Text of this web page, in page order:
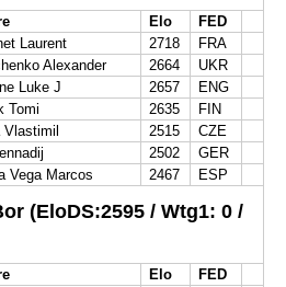
Elo
FED
Laurent 2718
FRA
Alexander 2664
UKR
Luke J 2657
ENG
Tomi 2635
FIN
Vlastimil 2515
CZE
2502
GER
Vega Marcos 2467 ESP
(EloDS:2595 / Wtg1: 0 /
Elo
FED